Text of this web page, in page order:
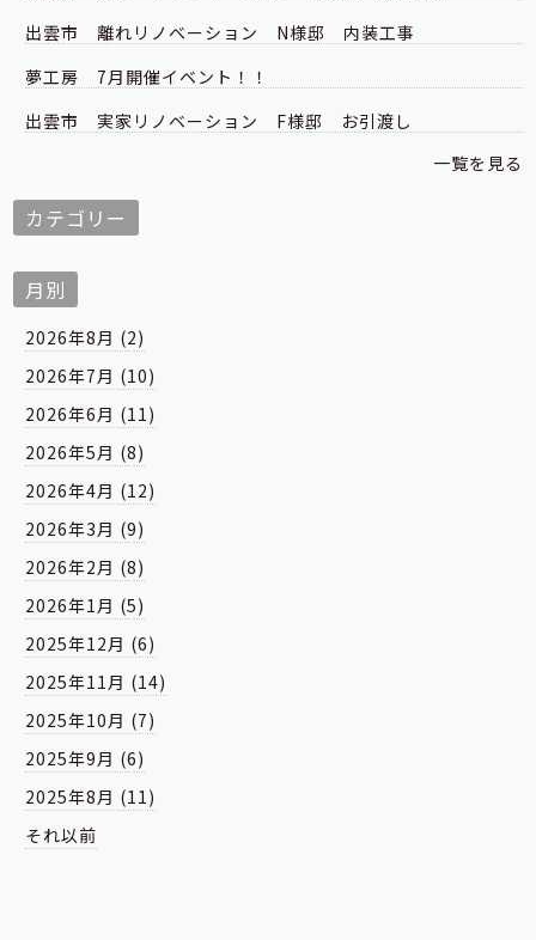
出雲市 離れリノベーション N様邸 内装工事
夢工房 7月開催イベント！！
出雲市 実家リノベーション F様邸 お引渡し
一覧を見る
カテゴリー
月別
2026年8月 (2)
2026年7月 (10)
2026年6月 (11)
2026年5月 (8)
2026年4月 (12)
2026年3月 (9)
2026年2月 (8)
2026年1月 (5)
2025年12月 (6)
2025年11月 (14)
2025年10月 (7)
2025年9月 (6)
2025年8月 (11)
それ以前